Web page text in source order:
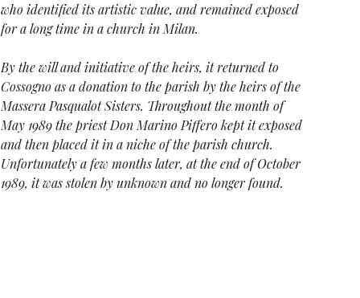
who identified its artistic value, and remained exposed
for a long time in a church in Milan.
By the will and initiative of the heirs, it returned to
Cossogno as a donation to the parish by the heirs of the
Massera Pasqualot Sisters. Throughout the month of
May 1989 the priest Don Marino Piffero kept it exposed
and then placed it in a niche of the parish church.
Unfortunately a few months later, at the end of October
1989, it was stolen by unknown and no longer found.